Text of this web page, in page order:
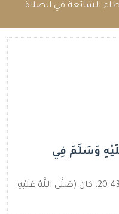
الشائعة في الصلاة
وَسَلَّمَ فِي
تاريخ النشر الأصلي 2023-11-22 20:43:34. كان (صَلَّى اللَّهُ عَلَيْهِ